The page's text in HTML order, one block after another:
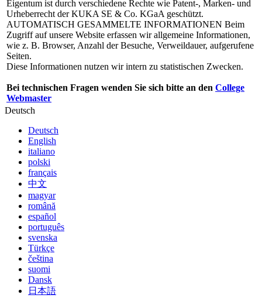
Eigentum ist durch verschiedene Rechte wie Patent-, Marken- und
Urheberrecht der KUKA SE & Co. KGaA geschützt.
AUTOMATISCH GESAMMELTE INFORMATIONEN Beim
Zugriff auf unsere Website erfassen wir allgemeine Informationen,
wie z. B. Browser, Anzahl der Besuche, Verweildauer, aufgerufene
Seiten.
Diese Informationen nutzen wir intern zu statistischen Zwecken.
Bei technischen Fragen wenden Sie sich bitte an den College
Webmaster
Deutsch
Deutsch
English
italiano
polski
français
中文
magyar
română
español
português
svenska
Türkçe
čeština
suomi
Dansk
日本語